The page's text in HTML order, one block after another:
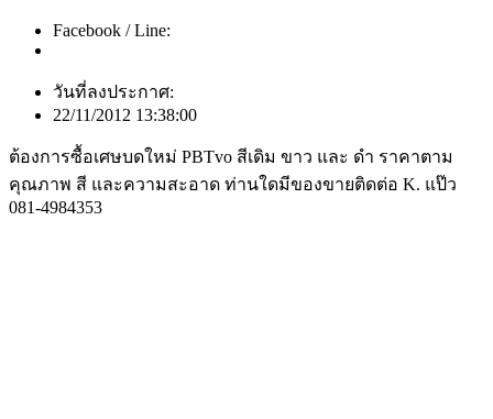
Facebook / Line:
วันที่ลงประกาศ:
22/11/2012 13:38:00
ต้องการซื้อเศษบดใหม่ PBTvo สีเดิม ขาว และ ดำ ราคาตาม
คุณภาพ สี และความสะอาด ท่านใดมีของขายติดต่อ K. แป๊ว
081-4984353